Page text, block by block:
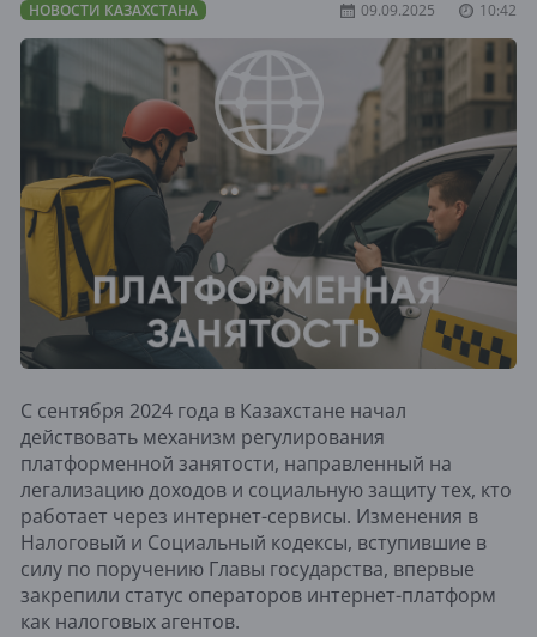
НОВОСТИ КАЗАХСТАНА 09.09.2025 10:42
С сентября 2024 года в Казахстане начал
действовать механизм регулирования
платформенной занятости, направленный на
легализацию доходов и социальную защиту тех, кто
работает через интернет-сервисы. Изменения в
Налоговый и Социальный кодексы, вступившие в
силу по поручению Главы государства, впервые
закрепили статус операторов интернет-платформ
как налоговых агентов.